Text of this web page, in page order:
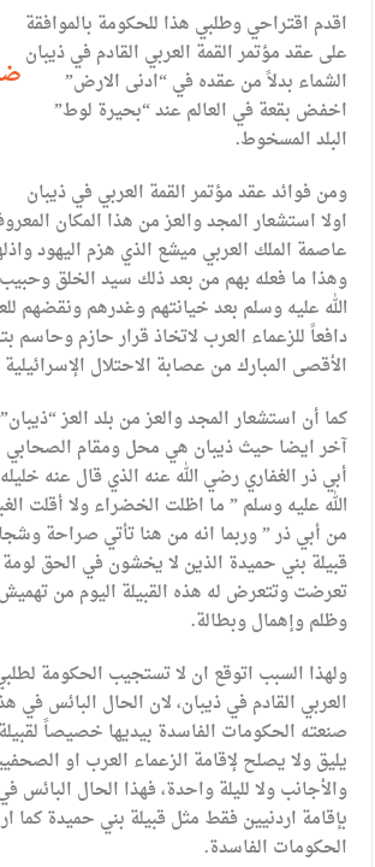
النواب يقر مشروع تعديل
القاضي يلتقي رؤساء تحرير الصحف
دعوة المكلفين بخدمة العلم (الدفعة الثالثة)
العلم
الملك يلتقي
الملك يتلقى اتصالا
القاضي محمود أحمد فريحات..
اقدم اقتراحي وطلبي هذا للحكومة بالموافقة
على عقد مؤتمر القمة العربي القادم في ذيبان
الشماء بدلاً من عقده في “ادنى الارض”
اخفض بقعة في العالم عند “بحيرة لوط”
البلد المسخوط.
ومن فوائد عقد مؤتمر القمة العربي في ذيبان
اولا استشعار المجد والعز من هذا المكان
عاصمة الملك العربي ميشع الذي هزم اليهود
وهذا ما فعله بهم من بعد ذلك سيد الخلق
الله عليه وسلم بعد خيانتهم وغدرهم ونقضهم
دافعاً للزعماء العرب لاتخاذ قرار حازم وحاسم
الأقصى المبارك من عصابة الاحتلال الإسرائيلية
كما أن استشعار المجد والعز من بلد العز
آخر ايضا حيث ذيبان هي محل ومقام الصحابي
أبي ذر الغفاري رضي الله عنه الذي قال عنه
الله عليه وسلم ” ما اظلت الخضراء ولا أقلت
من أبي ذر ” وربما انه من هنا تأتي صراحة
قبيلة بني حميدة الذين لا يخشون في الحق
تعرضت وتتعرض له هذه القبيلة اليوم من
وظلم وإهمال وبطالة.
ولهذا السبب اتوقع ان لا تستجيب الحكومة
العربي القادم في ذيبان، لان الحال البائس في
صنعته الحكومات الفاسدة بيديها خصيصاً
يليق ولا يصلح لإقامة الزعماء العرب او
والأجانب ولا لليلة واحدة، فهذا الحال البائس
بإقامة اردنيين فقط مثل قبيلة بني حميدة كما
الحكومات الفاسدة.